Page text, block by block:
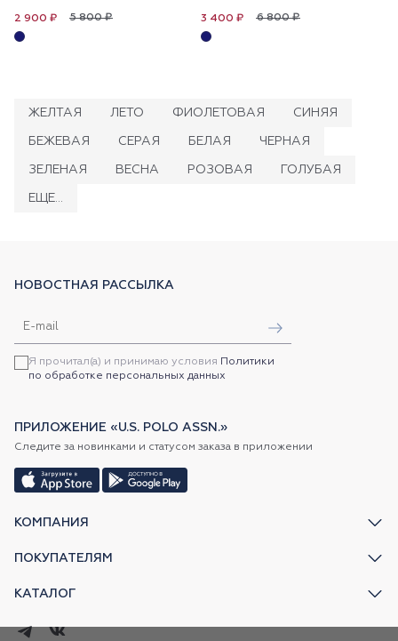
5 800 ₽
2 900 ₽ 6 800 ₽
3 400 ₽
ЖЕЛТАЯ ЛЕТО ФИОЛЕТОВАЯ СИНЯЯ
БЕЖЕВАЯ СЕРАЯ БЕЛАЯ ЧЕРНАЯ
ЗЕЛЕНАЯ ВЕСНА РОЗОВАЯ ГОЛУБАЯ
ЕЩЕ...
КОМПАНИЯ
ПОКУПАТЕЛЯМ
КАТАЛОГ
НОВОСТНАЯ РАССЫЛКА
Я прочитал(а) и принимаю условия Политики
по обработке персональных данных
ПРИЛОЖЕНИЕ «U.S. POLO ASSN.»
Следите за новинками и статусом заказа в приложении